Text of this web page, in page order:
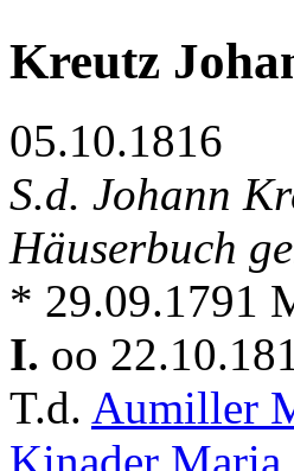
Kreutz
05.10.1816
S.d. Johann
Häuserbuch
* 29.09.1791
I. oo
T.d. Aumiller